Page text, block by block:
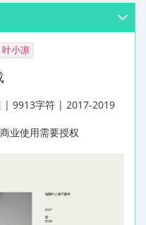
叶小凉
| 9913字符 | 2017-2019
业使用需要授权